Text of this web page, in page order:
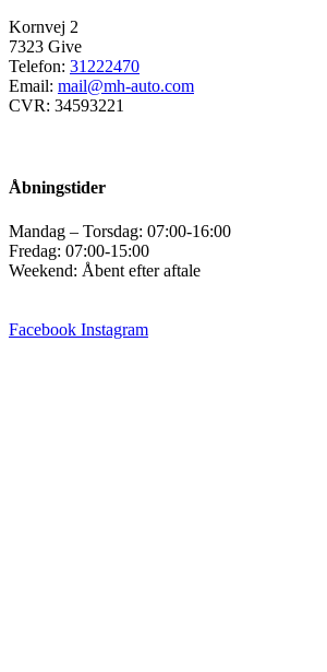
Kornvej 2
7323 Give
Telefon: 31222470
Email: mail@mh-auto.com
CVR: 34593221
Åbningstider
Mandag – Torsdag: 07:00-16:00
Fredag: 07:00-15:00
Weekend: Åbent efter aftale
Facebook Instagram